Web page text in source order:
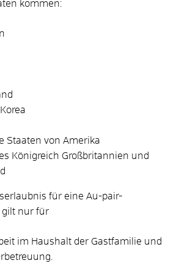
kommen:
Staaten von Amerika
Königreich Großbritannien und
für eine Au-pair-
gilt nur für
im Haushalt der Gastfamilie und